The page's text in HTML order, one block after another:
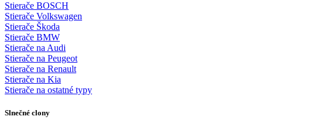
Stierače BOSCH
Stierače Volkswagen
Stierače Škoda
Stierače BMW
Stierače na Audi
Stierače na Peugeot
Stierače na Renault
Stierače na Kia
Stierače na ostatné typy
Slnečné clony